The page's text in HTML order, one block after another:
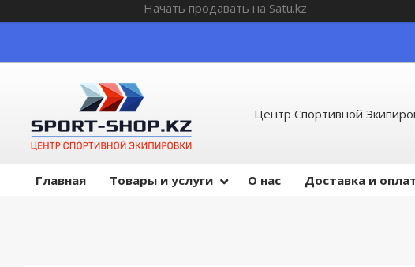
Начать продавать на Satu.kz
Центр Спортивной
Главная Товары и услуги О нас Доставка и